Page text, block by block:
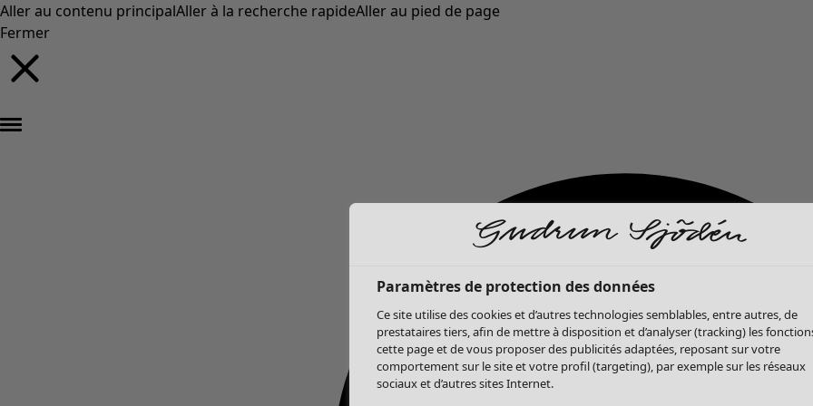
Aller au contenu principalAller à la recherche rapideAller au pied de page
Fermer
Paramètres de protection des données
Ce site utilise des cookies et d’autres technologies semblables, entre autres, de
prestataires tiers, afin de mettre à disposition et d’analyser (tracking) les
cette page et de vous proposer des publicités adaptées, reposant sur votre
comportement sur le site et votre profil (targeting), par exemple sur les réseaux
sociaux et d’autres sites Internet.